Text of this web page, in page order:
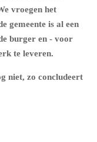
vroegen het
gemeente is al een
burger en - voor
te leveren.
niet, zo concludeert